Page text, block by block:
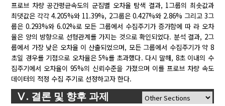
프로브 차량 공간평균속도의 군집별 오차율 탐색 결과, 1그룹의 최솟값과
최댓값은 각각 4.205%와 11.39%, 2그룹은 0.427%와 2.86% 그리고 3그
룹은 0.293%와 6.02%로 모든 그룹에서 수집주기가 증가함에 따 라 오차
율은 양의 방향으로 선형관계를 가지는 것으로 확인되었다. 분석 결과, 2그
룹에서 가장 낮은 오차율 이 산출되었으며, 모든 그룹에서 수집주기가 약 8
초일 경우를 기점으로 오차율은 5%를 초과했다. 다시 말해, 8초 이내의 수
집주기에서 오차율이 95%의 신뢰수준을 가졌으며 이를 프로브 차량 속도
데이터의 적정 수집 주기로 선정하고자 한다.
Ⅴ. 결론 및 향후 과제